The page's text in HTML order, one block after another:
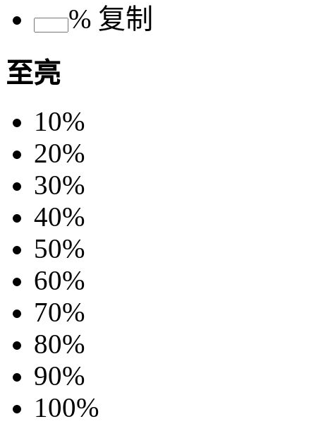
% 复制
至亮
10%
20%
30%
40%
50%
60%
70%
80%
90%
100%